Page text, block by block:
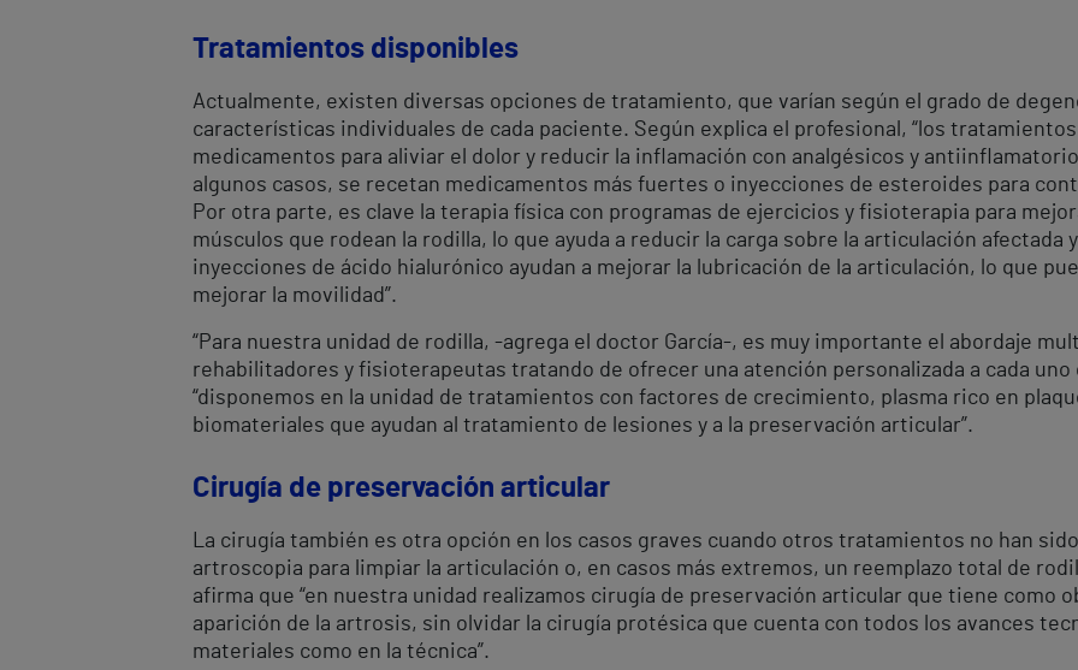
Tratamientos disponibles
Actualmente, existen diversas opciones de tratamiento, que varían según el grado de
características individuales de cada paciente. Según explica el profesional, “los
medicamentos para aliviar el dolor y reducir la inflamación con analgésicos y
algunos casos, se recetan medicamentos más fuertes o inyecciones de esteroides para
Por otra parte, es clave la terapia física con programas de ejercicios y fisioterapia para
músculos que rodean la rodilla, lo que ayuda a reducir la carga sobre la articulación afectada
inyecciones de ácido hialurónico ayudan a mejorar la lubricación de la articulación, lo que
mejorar la movilidad”.
“Para nuestra unidad de rodilla, -agrega el doctor García-, es muy importante el abordaje
rehabilitadores y fisioterapeutas tratando de ofrecer una atención personalizada a cada uno
“disponemos en la unidad de tratamientos con factores de crecimiento, plasma rico en
biomateriales que ayudan al tratamiento de lesiones y a la preservación articular”.
Cirugía de preservación articular
La cirugía también es otra opción en los casos graves cuando otros tratamientos no han
artroscopia para limpiar la articulación o, en casos más extremos, un reemplazo total de
afirma que “en nuestra unidad realizamos cirugía de preservación articular que tiene como
aparición de la artrosis, sin olvidar la cirugía protésica que cuenta con todos los avances
materiales como en la técnica”.